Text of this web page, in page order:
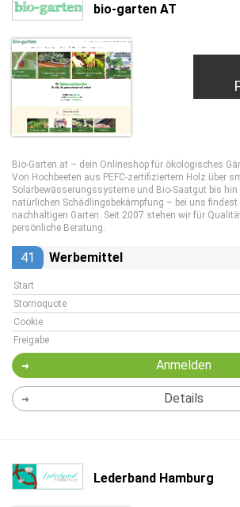
bio-garten AT
Bio-Garten.at – dein Onlineshop für ökologisches
Von Hochbeeten aus PEFC-zertifiziertem Holz über
Solarbewässerungssysteme und Bio-Saatgut bis
natürlichen Schädlingsbekämpfung – bei uns
nachhaltigen Garten. Seit 2007 stehen wir für
persönliche Beratung.
41 Werbemittel
Start
Stornoquote
Cookie
Freigabe
Anmelden
Details
Lederband Hamburg